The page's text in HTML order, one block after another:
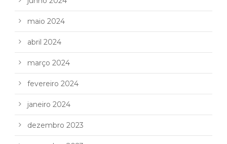
maio 2024
abril 2024
março 2024
fevereiro 2024
janeiro 2024
dezembro 2023